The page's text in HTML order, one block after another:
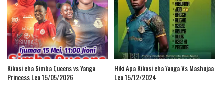
Kikosi cha Simba Queens vs Yanga
Princess Leo 15/05/2026
Hiki Apa Kikosi cha Yanga Vs Mashujaa
Leo 15/12/2024